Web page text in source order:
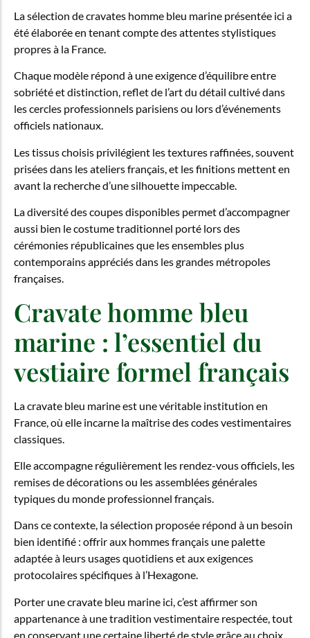
La sélection de cravates homme bleu marine présentée ici a
été élaborée en tenant compte des attentes stylistiques
propres à la France.
Chaque modèle répond à une exigence d’équilibre entre
sobriété et distinction, reflet de l’art du détail cultivé dans
les cercles professionnels parisiens ou lors d’événements
officiels nationaux.
Les tissus choisis privilégient les textures raffinées, souvent
prisées dans les ateliers français, et les finitions mettent en
avant la recherche d’une silhouette impeccable.
La diversité des coupes disponibles permet d’accompagner
aussi bien le costume traditionnel porté lors des
cérémonies républicaines que les ensembles plus
contemporains appréciés dans les grandes métropoles
françaises.
Cravate homme bleu
marine : l’essentiel du
vestiaire formel français
La cravate bleu marine est une véritable institution en
France, où elle incarne la maîtrise des codes vestimentaires
classiques.
Elle accompagne régulièrement les rendez-vous officiels, les
remises de décorations ou les assemblées générales
typiques du monde professionnel français.
Dans ce contexte, la sélection proposée répond à un besoin
bien identifié : offrir aux hommes français une palette
adaptée à leurs usages quotidiens et aux exigences
protocolaires spécifiques à l’Hexagone.
Porter une cravate bleu marine ici, c’est affirmer son
appartenance à une tradition vestimentaire respectée, tout
en conservant une certaine liberté de style grâce au choix